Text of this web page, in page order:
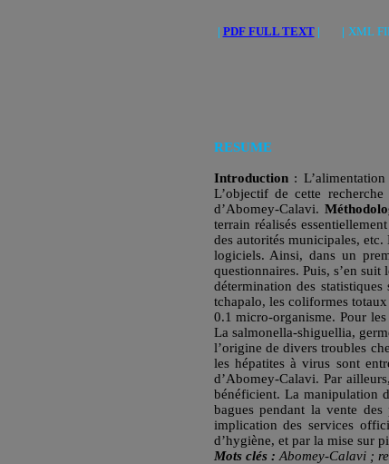
RESUME
Introduction: L’alimentation
L’objectif de cette
d’Abomey-Calavi.
terrain réalisés
des autorités municipales,
logiciels. Ainsi, dans un
questionnaires. Puis, s’en
détermination des
tchapalo, les coliformes
0.1 micro-organisme. Pour
La salmonella-shiguellia,
l’origine de divers troubles
les hépatites à virus sont
d’Abomey-Calavi. Par
bénéficient. La manipulation
bagues pendant la vente
implication des services
d’hygiène, et par la mise sur
Mots clés : Abomey-Calavi ;
| PDF FULL TEXT| | XML